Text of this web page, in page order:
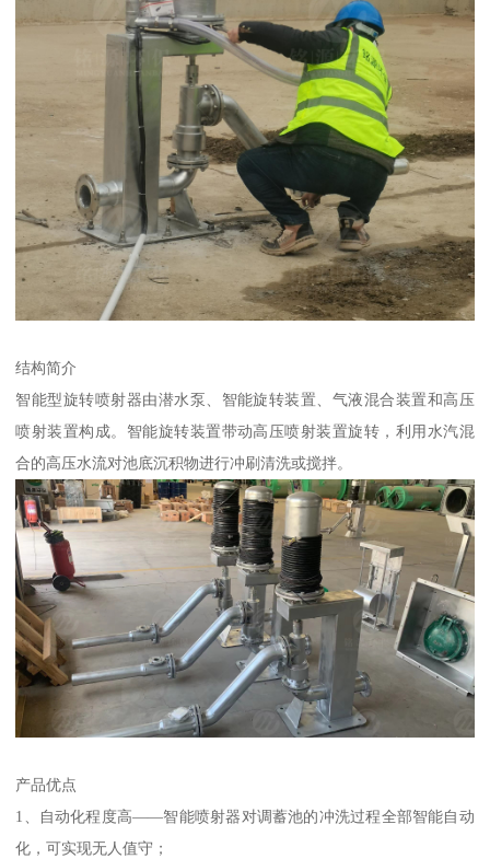
结构简介
智能型旋转喷射器由潜水泵、智能旋转装置、气液混合装置和高压
喷射装置构成。智能旋转装置带动高压喷射装置旋转，利用水汽混
合的高压水流对池底沉积物进行冲刷清洗或搅拌。
产品优点
1、自动化程度高——智能喷射器对调蓄池的冲洗过程全部智能自动
化，可实现无人值守；